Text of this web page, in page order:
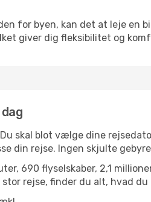
for byen, kan det at leje en
giver dig fleksibilitet og
skal blot vælge dine
din rejse. Ingen skjulte
690 flyselskaber, 2,1
rejse, finder du alt, hvad du